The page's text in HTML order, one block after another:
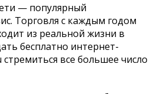
— популярный
Торговля с каждым годом
из реальной жизни в
бесплатно интернет-
все большее число